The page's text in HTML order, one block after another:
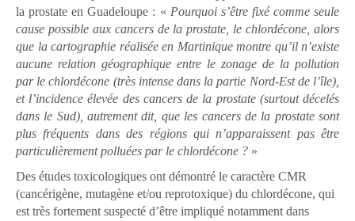
la prostate en Guadeloupe : « Pourquoi s’être fixé comme seule
cause possible aux cancers de la prostate, le chlordécone, alors
que la cartographie réalisée en Martinique montre qu’il n’existe
aucune relation géographique entre le zonage de la pollution
par le chlordécone (très intense dans la partie Nord-Est de l’île),
et l’incidence élevée des cancers de la prostate (surtout décelés
dans le Sud), autrement dit, que les cancers de la prostate sont
plus fréquents dans des régions qui n’apparaissent pas être
particulièrement polluées par le chlordécone ? »
Des études toxicologiques ont démontré le caractère CMR
(cancérigène, mutagène et/ou reprotoxique) du chlordécone, qui
est très fortement suspecté d’être impliqué notamment dans